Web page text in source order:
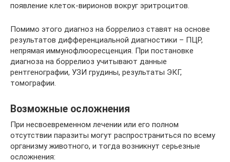
появление клеток-вирионов вокруг эритроцитов.
Помимо этого диагноз на боррелиоз ставят на основе
результатов дифференциальной диагностики – ПЦР,
непрямая иммунофлюоресценция. При постановке
диагноза на боррелиоз учитывают данные
рентгенографии, УЗИ грудины, результаты ЭКГ,
томографии.
Возможные осложнения
При несвоевременном лечении или его полном
отсутствии паразиты могут распространиться по всему
организму животного, и тогда возникнут серьезные
осложнения: